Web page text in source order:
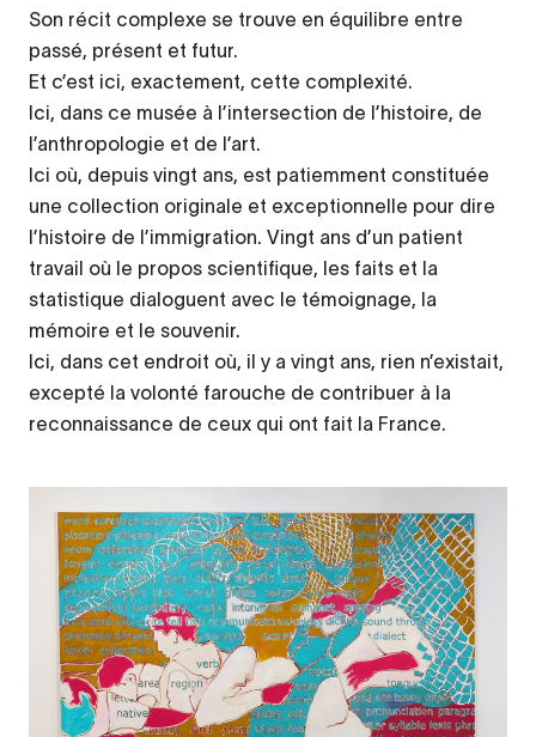
Son récit complexe se trouve en équilibre entre
passé, présent et futur.
Et c’est ici, exactement, cette complexité.
Ici, dans ce musée à l’intersection de l’histoire, de
l’anthropologie et de l’art.
Ici où, depuis vingt ans, est patiemment constituée
une collection originale et exceptionnelle pour dire
l’histoire de l’immigration. Vingt ans d’un patient
travail où le propos scientifique, les faits et la
statistique dialoguent avec le témoignage, la
mémoire et le souvenir.
Ici, dans cet endroit où, il y a vingt ans, rien n’existait,
excepté la volonté farouche de contribuer à la
reconnaissance de ceux qui ont fait la France.